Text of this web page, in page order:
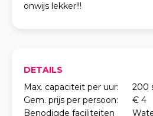
onwijs lekker!!!
DETAILS
Max. capaciteit per uur:
200
Gem. prijs per persoon:
€ 4
Benodigde faciliteiten